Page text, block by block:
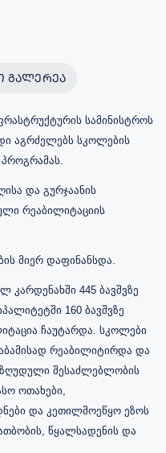
ᲒᲐᲚᲔᲠᲔᲐ
სამინისტროს
აგრძელებს სკოლების
და გურჯაანის
რეაბილიტაციის
მიერ დაფინანსდა.
კარდენახში 445 ბავშვზე
160 ბავშვზე
ჩაუტარდა. სკოლები
რეაბილიტირდა და
შესაძლებლობის
ოთახები,
და კეთილმოეწყო ეზოს
წყალსადენის და